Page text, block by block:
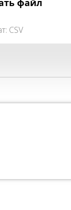
файл
CSV